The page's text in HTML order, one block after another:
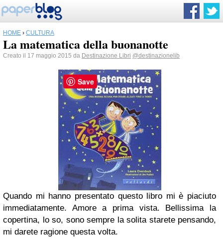
HOME › CULTURA
La matematica della buonanotte
Creato il 17 maggio 2015 da Destinazione Libri @destinazionelib
Quando mi hanno presentato questo libro mi è piaciuto
immediatamente. Amore a prima vista. Bellissima la
copertina, lo so, sono sempre la solita starete pensando,
mi darete ragione questa volta.
Save